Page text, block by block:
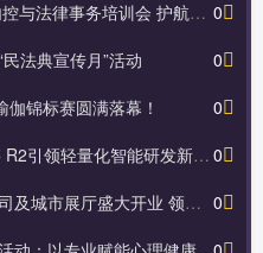
0
事务培训会 护航高质量发展
0
法典宣传月”活动
0
伽锦标赛圆满落幕！
0
引领轻量化智能研发新时代
0
厅盛大开业 领航西南焕新时代